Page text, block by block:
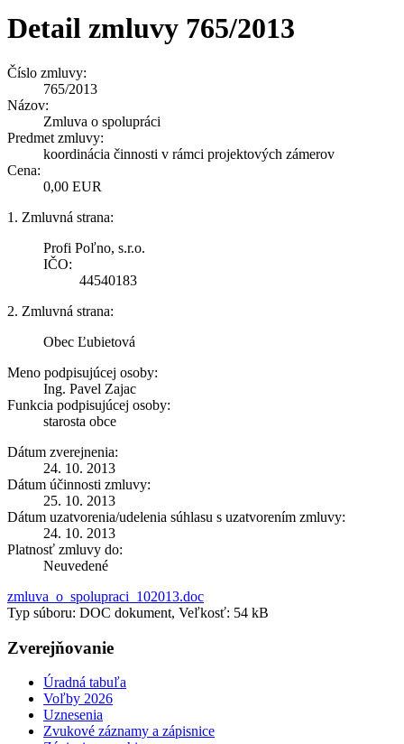
Detail zmluvy 765/2013
Číslo zmluvy:
765/2013
Názov:
Zmluva o spolupráci
Predmet zmluvy:
koordinácia činnosti v rámci projektových zámerov
Cena:
0,00 EUR
1. Zmluvná strana:
Profi Poľno, s.r.o.
IČO:
44540183
2. Zmluvná strana:
Obec Ľubietová
Meno podpisujúcej osoby:
Ing. Pavel Zajac
Funkcia podpisujúcej osoby:
starosta obce
Dátum zverejnenia:
24. 10. 2013
Dátum účinnosti zmluvy:
25. 10. 2013
Dátum uzatvorenia/udelenia súhlasu s uzatvorením zmluvy:
24. 10. 2013
Platnosť zmluvy do:
Neuvedené
zmluva_o_spolupraci_102013.doc
Typ súboru: DOC dokument, Veľkosť: 54 kB
Zverejňovanie
Úradná tabuľa
Voľby 2026
Uznesenia
Zvukové záznamy a zápisnice